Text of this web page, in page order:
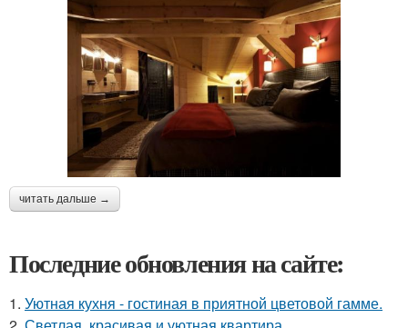
читать дальше →
Последние обновления на сайте:
1. Уютная кухня - гостиная в приятной цветовой гамме.